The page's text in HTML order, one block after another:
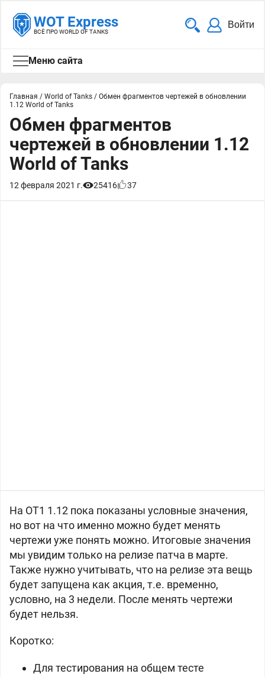
WOT Express
ВСЁ ПРО WORLD OF TANKS
Войти
Меню сайта
Главная / World of Tanks / Обмен фрагментов чертежей в обновлении
1.12 World of Tanks
Обмен фрагментов
чертежей в обновлении 1.12
World of Tanks
12 февраля 2021 г. 25416 37
На OT1 1.12 пока показаны условные значения,
но вот на что именно можно будет менять
чертежи уже понять можно. Итоговые значения
мы увидим только на релизе патча в марте.
Также нужно учитывать, что на релизе эта вещь
будет запущена как акция, т.е. временно,
условно, на 3 недели. После менять чертежи
будет нельзя.
Коротко:
Для тестирования на общем тесте